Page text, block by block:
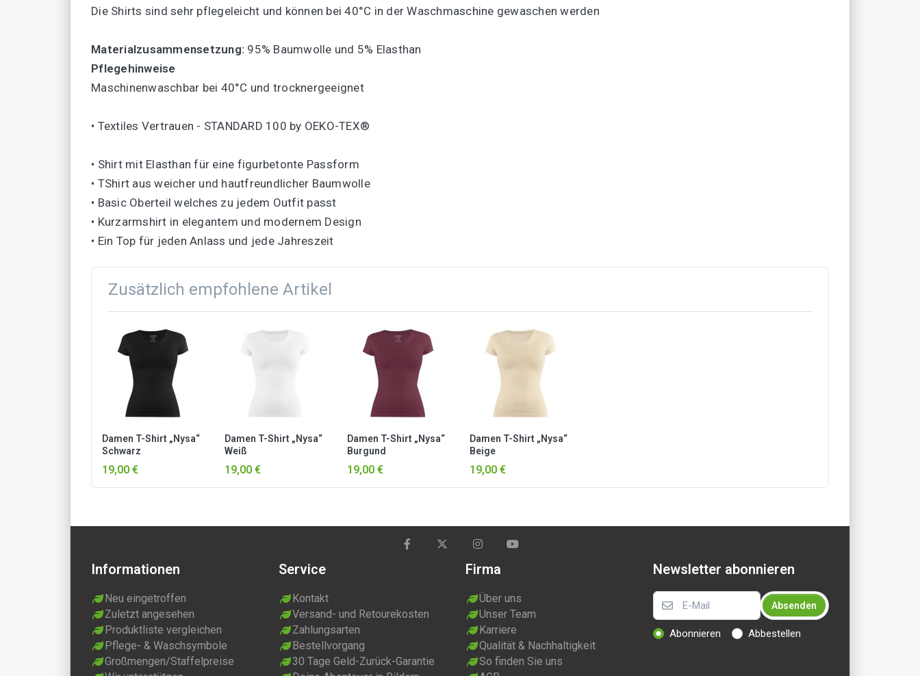
Die Shirts sind sehr pflegeleicht und können bei 40°C in der Waschmaschine gewaschen werden
Materialzusammensetzung: 95% Baumwolle und 5% Elasthan
Pflegehinweise
Maschinenwaschbar bei 40°C und trocknergeeignet
• Textiles Vertrauen - STANDARD 100 by OEKO-TEX®
• Shirt mit Elasthan für eine figurbetonte Passform
• TShirt aus weicher und hautfreundlicher Baumwolle
• Basic Oberteil welches zu jedem Outfit passt
• Kurzarmshirt in elegantem und modernem Design
• Ein Top für jeden Anlass und jede Jahreszeit
Zusätzlich empfohlene Artikel
Damen T-Shirt „Nysa“
Schwarz
19,00 €
Damen T-Shirt „Nysa“
Weiß
19,00 €
Damen T-Shirt „Nysa“
Burgund
19,00 €
Damen T-Shirt „Nysa“
Beige
19,00 €
Informationen
Neu eingetroffen
Zuletzt angesehen
Produktliste vergleichen
Pflege- & Waschsymbole
Großmengen/Staffelpreise
Service
Kontakt
Versand- und Retourekosten
Zahlungsarten
Bestellvorgang
30 Tage Geld-Zurück-Garantie
Firma
Über uns
Unser Team
Karriere
Qualität & Nachhaltigkeit
So finden Sie uns
Newsletter abonnieren
Absenden
Abonnieren Abbestellen